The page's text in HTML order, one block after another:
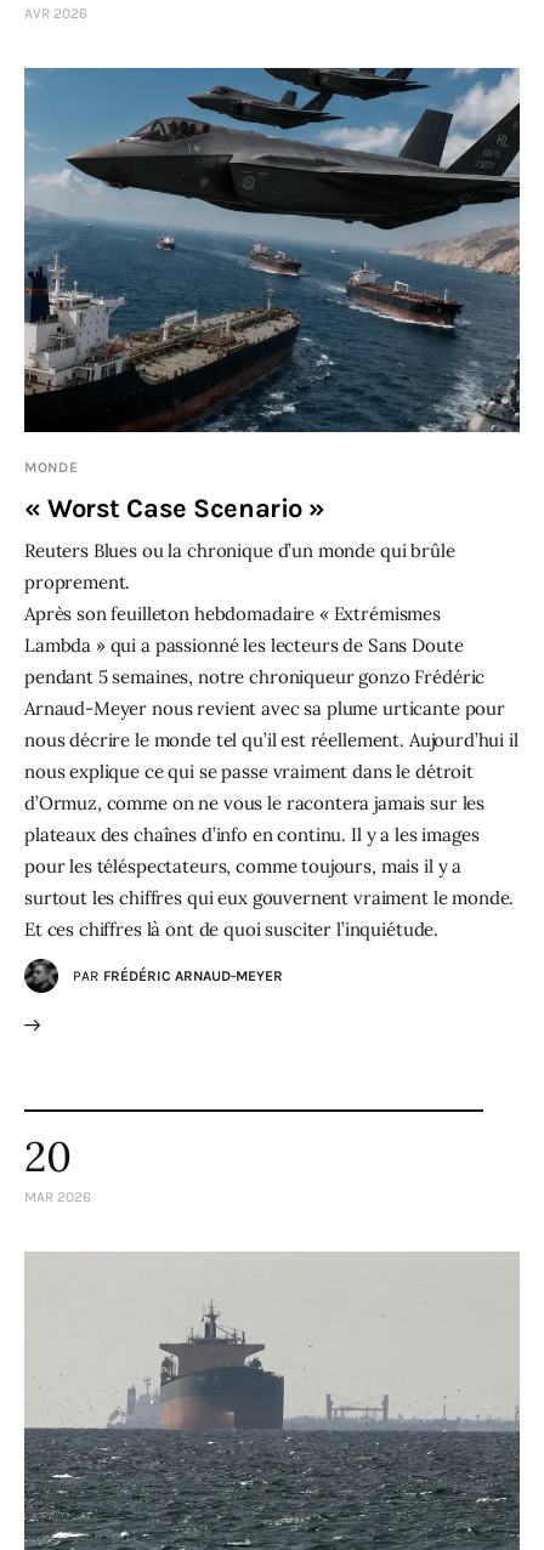
AVR 2026
MONDE
« Worst Case Scenario »
Reuters Blues ou la chronique d’un monde qui brûle
proprement.
Après son feuilleton hebdomadaire « Extrémismes
Lambda » qui a passionné les lecteurs de Sans Doute
pendant 5 semaines, notre chroniqueur gonzo Frédéric
Arnaud-Meyer nous revient avec sa plume urticante pour
nous décrire le monde tel qu’il est réellement. Aujourd’hui il
nous explique ce qui se passe vraiment dans le détroit
d’Ormuz, comme on ne vous le racontera jamais sur les
plateaux des chaînes d’info en continu. Il y a les images
pour les téléspectateurs, comme toujours, mais il y a
surtout les chiffres qui eux gouvernent vraiment le monde.
Et ces chiffres là ont de quoi susciter l’inquiétude.
PAR FRÉDÉRIC ARNAUD-MEYER
20
MAR 2026